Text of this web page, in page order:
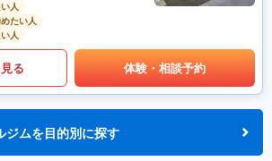
人
たい人
人
る 体験・相談予約
ジムを目的別に探す